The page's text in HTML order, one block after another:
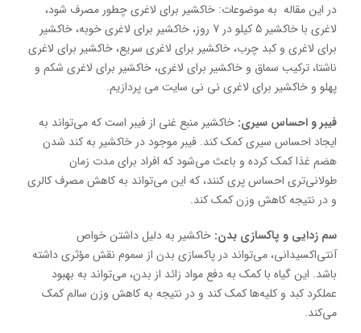
در این مقاله به موضوعات: خاکشیر برای لاغری چطور مصرف شود،
لاغری با خاکشیر 5 کیلو در 7 روز، خاکشیر برای لاغری خوبه، خاکشیر
برای لاغری و کبد چرب، خاکشیر برای لاغری سریع، خاکشیر برای لاغری
ناشتا، ترکیب سماق و خاکشیر برای لاغری، خاکشیر برای لاغری شکم و
پهلو و خاکشیر برای لاغری نی نی سایت می پردازیم.
فیبر و احساس سیری: خاکشیر منبع غنی از فیبر است که می‌تواند به
ایجاد احساس سیری کمک کند. فیبر موجود در خاکشیر به کند شدن
هضم غذا کمک کرده و باعث می‌شود که افراد برای مدت زمان
طولانی‌تری احساس پری کنند، که این می‌تواند به کاهش مصرف کالری
و در نتیجه کاهش وزن کمک کند.
سم زدایی و پاکسازی بدن: خاکشیر به دلیل داشتن خواص
آنتی‌اکسیدانی، می‌تواند در پاکسازی بدن از سموم نقش مؤثری داشته
باشد. این گیاه با کمک به دفع مواد زائد از بدن، می‌تواند به بهبود
عملکرد کبد و کلیه‌ها کمک کند و در نتیجه به کاهش وزن سالم کمک
می‌کند.